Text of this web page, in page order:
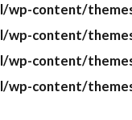
wp-content/
wp-content/
wp-content/
wp-content/